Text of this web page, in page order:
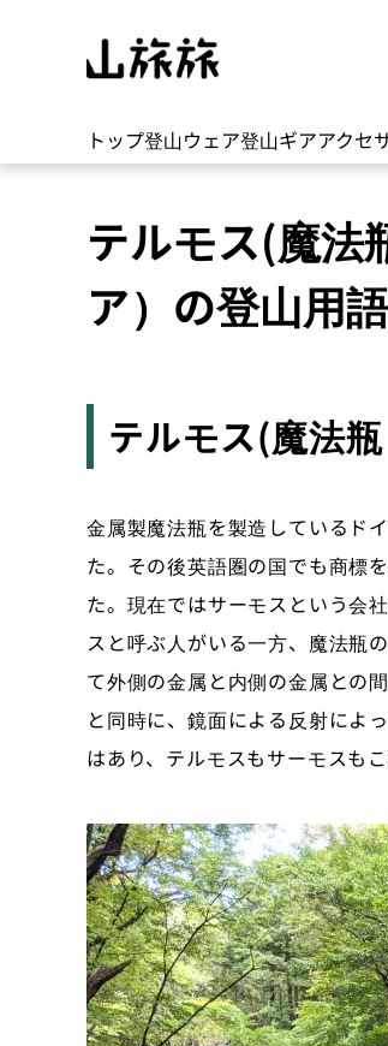
トップ登山ウェア登山ギアアクセ
テルモス(魔法
ア）の登山用語
テルモス(魔法
金属製魔法瓶を製造しているド
た。その後英語圏の国でも商標
た。現在ではサーモスという会
スと呼ぶ人がいる一方、魔法瓶
て外側の金属と内側の金属との
と同時に、鏡面による反射によ
はあり、テルモスもサーモスも